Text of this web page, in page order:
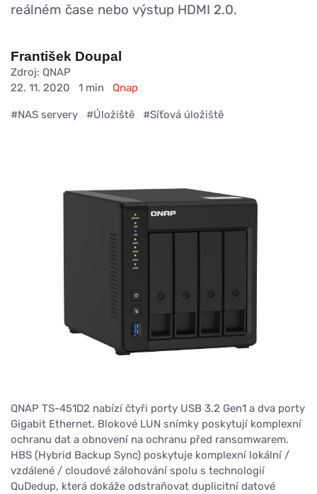
reálném čase nebo výstup HDMI 2.0.
František Doupal
Zdroj: QNAP
22. 11. 2020
1 min Qnap
#NAS servery #Úložiště #Síťová úložiště
QNAP TS-451D2 nabízí čtyři porty USB 3.2 Gen1 a dva porty
Gigabit Ethernet. Blokové LUN snímky poskytují komplexní
ochranu dat a obnovení na ochranu před ransomwarem.
HBS (Hybrid Backup Sync) poskytuje komplexní lokální /
vzdálené / cloudové zálohování spolu s technologií
QuDedup, která dokáže odstraňovat duplicitní datové